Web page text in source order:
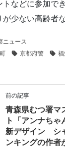
トなどに参加で
少ない高齢者
ニュース
京都府警
前の記事
青森県むつ署マ
ト「アンナちゃ
新デザイン シ
ンキングの作者